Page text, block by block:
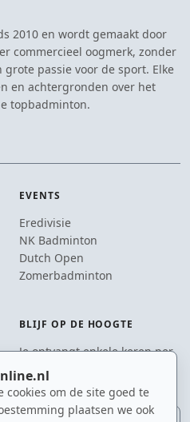
om de site goed te
plaatsen we ook
2010 en wordt gemaakt door
commercieel oogmerk, zonder
passie voor de sport. Elke
en achtergronden over het
topbadminton.
EVENTS
Eredivisie
NK Badminton
Dutch Open
Zomerbadminton
BLIJF OP DE HOOGTE
Je ontvangt enkele keren per
jaar een e-mail met het
laatste badmintonnieuws.
E-mailadres